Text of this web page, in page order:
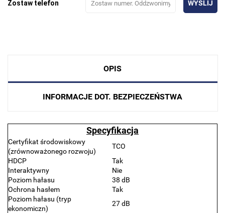
Zostaw telefon WYŚLIJ
OPIS
INFORMACJE DOT. BEZPIECZEŃSTWA
Specyfikacja
Certyfikat środowiskowy
(zrównoważonego rozwoju)
TCO
HDCP
Tak
Interaktywny
Nie
Poziom hałasu
38 dB
Ochrona hasłem
Tak
Poziom hałasu (tryp
ekonomiczn)
27 dB